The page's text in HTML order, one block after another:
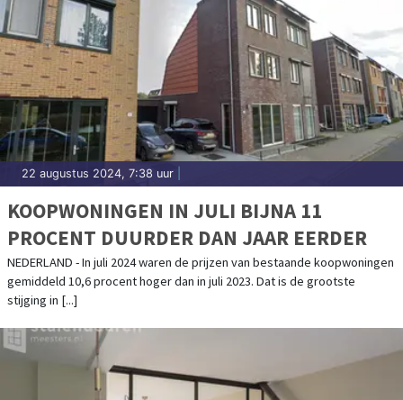
22 augustus 2024, 7:38 uur
KOOPWONINGEN IN JULI BIJNA 11
PROCENT DUURDER DAN JAAR EERDER
NEDERLAND - In juli 2024 waren de prijzen van bestaande koopwoningen
gemiddeld 10,6 procent hoger dan in juli 2023. Dat is de grootste
stijging in [...]